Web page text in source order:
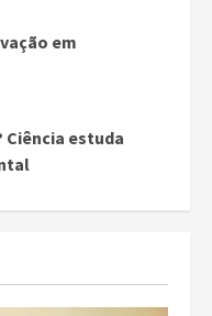
em
estuda